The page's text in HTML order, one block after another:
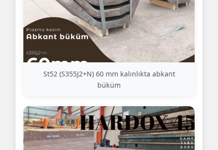
St52 (S355J2+N) 60 mm kalınlıkta abkant
büküm